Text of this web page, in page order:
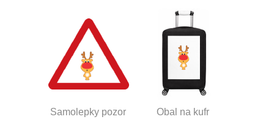
Samolepky pozor Obal na kufr